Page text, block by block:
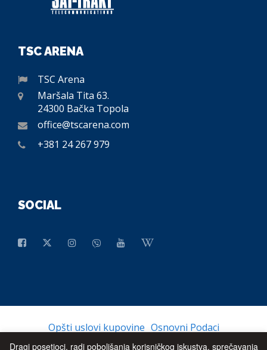
TSC ARENA
TSC Arena
Maršala Tita 63.
24300 Bačka Topola
office@tscarena.com
+381 24 267 979
SOCIAL
Opšti uslovi kupovine Osnovni Podaci
Dragi posetioci, radi poboljšanja korisničkog iskustva, sprečavanja